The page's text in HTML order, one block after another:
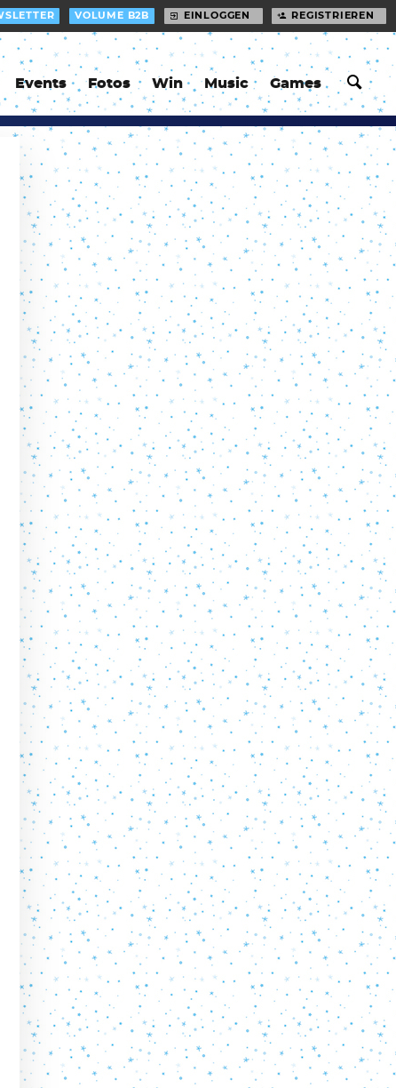
Events Fotos Win Music Games
VOLUME B2B EINLOGGEN REGISTRIEREN